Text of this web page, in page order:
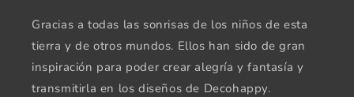
Gracias a todas las sonrisas de los niños de esta
tierra y de otros mundos. Ellos han sido de gran
inspiración para poder crear alegría y fantasía y
transmitirla en los diseños de Decohappy.